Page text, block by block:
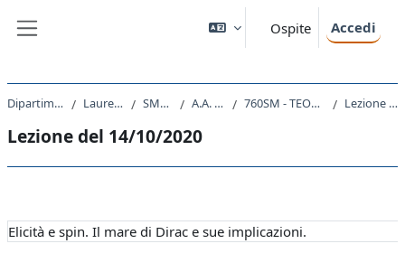
Ospite Accedi
Dipartimento di Fisica Laurea Magistrale SM23 - FISICA A.A. 2020 - 2021 760SM - TEORIA DEI CAMPI I 2020 Lezione del 14/10/2020
Lezione del 14/10/2020
Elicità e spin. Il mare di Dirac e sue implicazioni.